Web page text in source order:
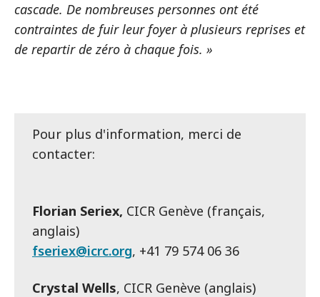
cascade. De nombreuses personnes ont été
contraintes de fuir leur foyer à plusieurs reprises et
de repartir de zéro à chaque fois. »
Pour plus d'information, merci de
contacter:
Florian Seriex, CICR Genève (français,
anglais)
fseriex@icrc.org, +41 79 574 06 36
Crystal Wells, CICR Genève (anglais)